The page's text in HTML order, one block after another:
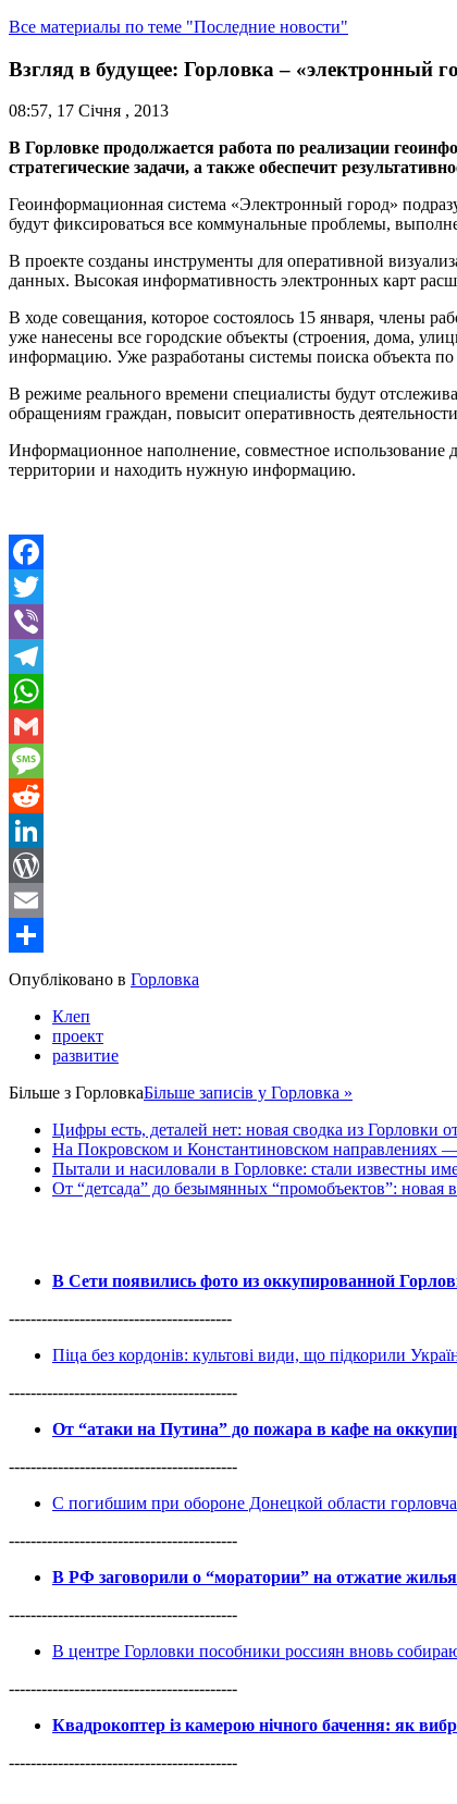
Все материалы по теме "Последние новости"
Взгляд в будущее: Горловка – «электронный
08:57, 17 Січня , 2013
В Горловке продолжается работа по реализации
стратегические задачи, а также обеспечит
Геоинформационная система «Электронный город»
будут фиксироваться все коммунальные проблемы,
В проекте созданы инструменты для оперативной
данных. Высокая информативность электронных карт
В ходе совещания, которое состоялось 15 января, члены
уже нанесены все городские объекты (строения, дома,
информацию. Уже разработаны системы поиска объекта
В режиме реального времени специалисты будут
обращениям граждан, повысит оперативность
Информационное наполнение, совместное использование
территории и находить нужную информацию.
Facebook
Twitter
Viber
Telegram
WhatsApp
Gmail
Message
Reddit
LinkedIn
WordPress
Email
Share
Опубліковано в Горловка
Клеп
проект
развитие
Більше з ГорловкаБільше записів у Горловка »
Цифры есть, деталей нет: новая сводка из Горловки
На Покровском и Константиновском направлениях
Пытали и насиловали в Горловке: стали известны
От “детсада” до безымянных “промобъектов”: новая
В Сети появились фото из оккупированной
-----------------------------------------
Піца без кордонів: культові види, що підкорили
------------------------------------------
От “атаки на Путина” до пожара в кафе на
------------------------------------------
С погибшим при обороне Донецкой области
------------------------------------------
В РФ заговорили о “моратории” на отжатие
------------------------------------------
В центре Горловки пособники россиян вновь
------------------------------------------
Квадрокоптер із камерою нічного бачення: як
------------------------------------------